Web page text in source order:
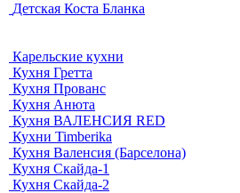
Детская Коста Бланка
Карельские кухни
Кухня Гретта
Кухня Прованс
Кухня Анюта
Кухня ВАЛЕНСИЯ RED
Кухни Timberika
Кухня Валенсия (Барселона)
Кухня Скайда-1
Кухня Скайда-2